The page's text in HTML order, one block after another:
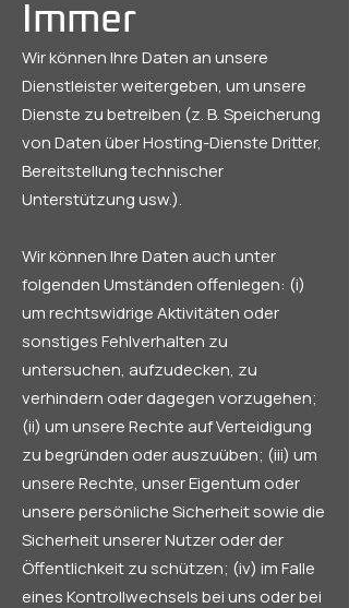
Immer
Wir können Ihre Daten an unsere
Dienstleister weitergeben, um unsere
Dienste zu betreiben (z. B. Speicherung
von Daten über Hosting-Dienste Dritter,
Bereitstellung technischer
Unterstützung usw.).
Wir können Ihre Daten auch unter
folgenden Umständen offenlegen: (i)
um rechtswidrige Aktivitäten oder
sonstiges Fehlverhalten zu
untersuchen, aufzudecken, zu
verhindern oder dagegen vorzugehen;
(ii) um unsere Rechte auf Verteidigung
zu begründen oder auszuüben; (iii) um
unsere Rechte, unser Eigentum oder
unsere persönliche Sicherheit sowie die
Sicherheit unserer Nutzer oder der
Öffentlichkeit zu schützen; (iv) im Falle
eines Kontrollwechsels bei uns oder bei